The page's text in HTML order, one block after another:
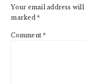
Your email address will
marked*
Comment*